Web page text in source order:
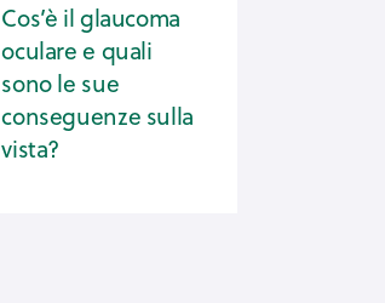
Cos’è il glaucoma
oculare e quali
sono le sue
conseguenze sulla
vista?